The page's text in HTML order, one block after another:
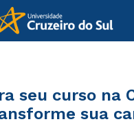
seu curso na
sua